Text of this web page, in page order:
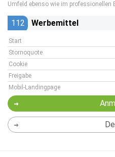
Umfeld ebenso wie im professionellen
112 Werbemittel
Start
Stornoquote
Cookie
Freigabe
Mobil-Landingpage